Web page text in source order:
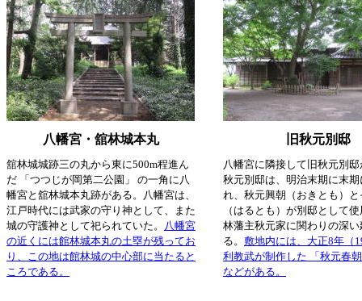
八幡宮・舘林城本丸 旧秋元別邸
舘林城城跡三の丸から東に500m程進ん
だ 「つつじが岡第二公園」 の一角に八
幡宮と舘林城本丸跡がある。八幡宮は、
江戸時代には武家の守り神として、また
城の守護神として祀られていた。 八幡宮
の近くには館林城本丸の土塁が残ってお
り、この地は館林城の中心部に当たると
ころである。
八幡宮に隣接して旧秋元別
秋元別邸は、明治末期に末
れ、秋元興朝（おきとも）
（はるとも）が別邸として
林藩主秋元家に関わりの深
る。 敷地内には、大正8年（
利教武が制作した 「秋元春
などがある。